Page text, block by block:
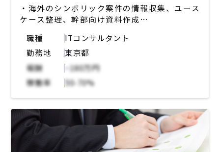
・海外のシンボリック案件の情報収集、ユース
ケース整理、幹部向け資料作成
ンテナンス
・SI事業のソリューション提案業務（受注前
活動）のタイムライン、業務フロー、業務整理
・対象案件の各技術部のアカウントマネージャ
ー（技術戦略担当）からの情報収集・方針示唆
・受注及び失注分析による戦略立案
・海外シンボリック案件資料の英語版作成
職種
ITコンサルタント
勤務地
東京都
報酬
~180万円
稼働率
50-70%